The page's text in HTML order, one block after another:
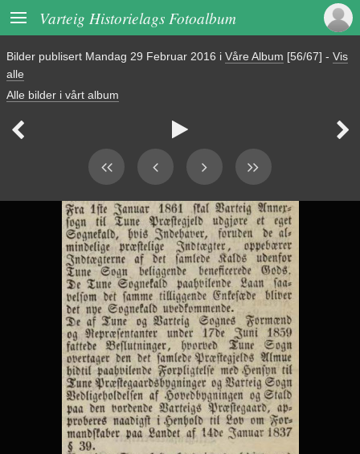
 Varteig Historielags Fotoalbum
Bilder publisert Mandag 29 Februar 2016 i Våre Album [56/67] - Vis
alle
Alle bilder i vårt album
  